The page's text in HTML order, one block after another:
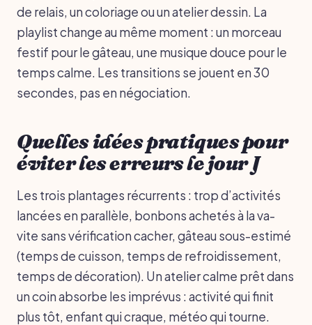
de relais, un coloriage ou un atelier dessin. La
playlist change au même moment : un morceau
festif pour le gâteau, une musique douce pour le
temps calme. Les transitions se jouent en 30
secondes, pas en négociation.
Quelles idées pratiques pour
éviter les erreurs le jour J
Les trois plantages récurrents : trop d’activités
lancées en parallèle, bonbons achetés à la va-
vite sans vérification cacher, gâteau sous-estimé
(temps de cuisson, temps de refroidissement,
temps de décoration). Un atelier calme prêt dans
un coin absorbe les imprévus : activité qui finit
plus tôt, enfant qui craque, météo qui tourne.